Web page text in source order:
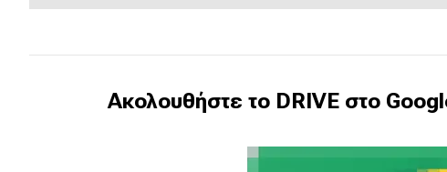
Παρουσιάσεις
Ακολουθήστε το DRIVE στο